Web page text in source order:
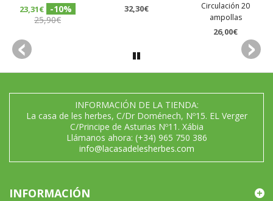
23,31€
-10%
25,90€
32,30€
Circulación 20
ampollas
26,00€
INFORMACIÓN DE LA TIENDA:
La casa de les herbes, C/Dr Doménech, Nº15. EL Verger
C/Principe de Asturias Nº11. Xábia
Llámanos ahora: (+34) 965 750 386
info@lacasadelesherbes.com
INFORMACIÓN